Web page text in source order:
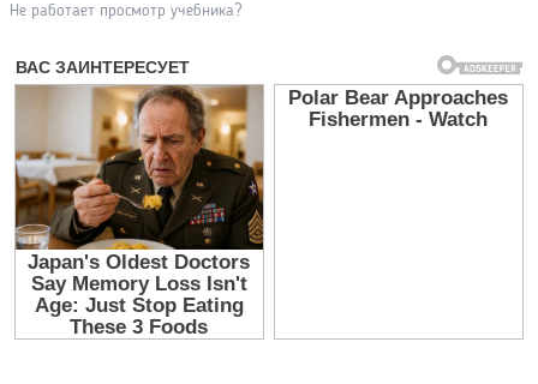
Не работает просмотр учебника?